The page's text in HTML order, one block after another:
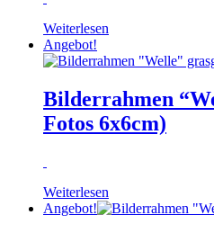
Weiterlesen
Angebot!
Bilderrahmen
Fotos 6x6cm)
Weiterlesen
Angebot!